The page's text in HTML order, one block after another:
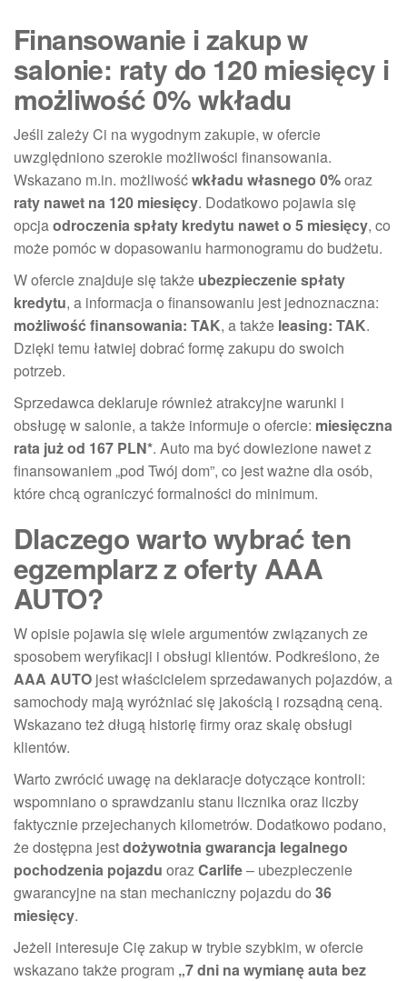
Finansowanie i zakup w
salonie: raty do 120 miesięcy i
możliwość 0% wkładu
Jeśli zależy Ci na wygodnym zakupie, w ofercie
uwzględniono szerokie możliwości finansowania.
Wskazano m.in. możliwośćwkładu własnego 0%oraz
raty nawet na 120 miesięcy. Dodatkowo pojawia się
opcjaodroczenia spłaty kredytu nawet o 5 miesięcy, co
może pomóc w dopasowaniu harmonogramu do budżetu.
W ofercie znajduje się także ubezpieczenie spłaty
kredytu, a informacja o finansowaniu jest jednoznaczna:
możliwość finansowania: TAK, a także leasing: TAK.
Dzięki temu łatwiej dobrać formę zakupu do swoich
potrzeb.
Sprzedawca deklaruje również atrakcyjne warunki i
obsługę w salonie, a także informuje o ofercie: miesięczna
rata już od 167 PLN*. Auto ma być dowiezione nawet z
finansowaniem „pod Twój dom”, co jest ważne dla osób,
które chcą ograniczyć formalności do minimum.
Dlaczego warto wybrać ten
egzemplarz z oferty AAA
AUTO?
W opisie pojawia się wiele argumentów związanych ze
sposobem weryfikacji i obsługi klientów. Podkreślono, że
AAA AUTO jest właścicielem sprzedawanych pojazdów, a
samochody mają wyróżniać się jakością i rozsądną ceną.
Wskazano też długą historię firmy oraz skalę obsługi
klientów.
Warto zwrócić uwagę na deklaracje dotyczące kontroli:
wspomniano o sprawdzaniu stanu licznika oraz liczby
faktycznie przejechanych kilometrów. Dodatkowo podano,
że dostępna jestdożywotnia gwarancja legalnego
pochodzenia pojazdu orazCarlife– ubezpieczenie
gwarancyjne na stan mechaniczny pojazdu do 36
miesięcy.
Jeżeli interesuje Cię zakup w trybie szybkim, w ofercie
wskazano także program „7 dni na wymianę auta bez